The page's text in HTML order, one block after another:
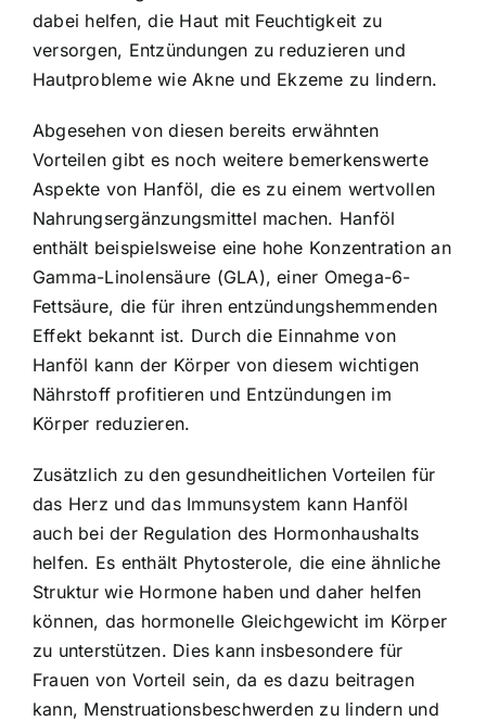
dabei helfen, die Haut mit Feuchtigkeit zu
versorgen, Entzündungen zu reduzieren und
Hautprobleme wie Akne und Ekzeme zu lindern.
Abgesehen von diesen bereits erwähnten
Vorteilen gibt es noch weitere bemerkenswerte
Aspekte von Hanföl, die es zu einem wertvollen
Nahrungsergänzungsmittel machen. Hanföl
enthält beispielsweise eine hohe Konzentration an
Gamma-Linolensäure (GLA), einer Omega-6-
Fettsäure, die für ihren entzündungshemmenden
Effekt bekannt ist. Durch die Einnahme von
Hanföl kann der Körper von diesem wichtigen
Nährstoff profitieren und Entzündungen im
Körper reduzieren.
Zusätzlich zu den gesundheitlichen Vorteilen für
das Herz und das Immunsystem kann Hanföl
auch bei der Regulation des Hormonhaushalts
helfen. Es enthält Phytosterole, die eine ähnliche
Struktur wie Hormone haben und daher helfen
können, das hormonelle Gleichgewicht im Körper
zu unterstützen. Dies kann insbesondere für
Frauen von Vorteil sein, da es dazu beitragen
kann, Menstruationsbeschwerden zu lindern und